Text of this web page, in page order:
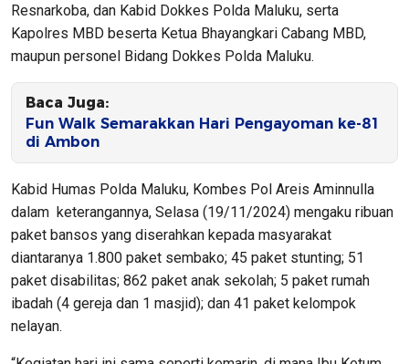
Resnarkoba, dan Kabid Dokkes Polda Maluku, serta
Kapolres MBD beserta Ketua Bhayangkari Cabang MBD,
maupun personel Bidang Dokkes Polda Maluku.
Baca Juga:
Fun Walk Semarakkan Hari Pengayoman ke-81
di Ambon
Kabid Humas Polda Maluku, Kombes Pol Areis Aminnulla
dalam keterangannya, Selasa (19/11/2024) mengaku ribuan
paket bansos yang diserahkan kepada masyarakat
diantaranya 1.800 paket sembako; 45 paket stunting; 51
paket disabilitas; 862 paket anak sekolah; 5 paket rumah
ibadah (4 gereja dan 1 masjid); dan 41 paket kelompok
nelayan.